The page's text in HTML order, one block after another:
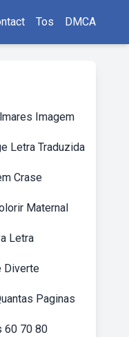
Tos DMCA
Imagem
Letra Traduzida
Crase
Maternal
Letra
Diverte
Paginas
60 70 80